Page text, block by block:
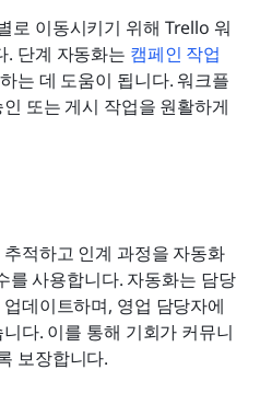
로 이동시키기 위해 Trello 워
. 단계 자동화는 캠페인 작업
는 데 도움이 됩니다. 워크플
또는 게시 작업을 원활하게
적하고 인계 과정을 자동화
를 사용합니다. 자동화는 담당
데이트하며, 영업 담당자에
다. 이를 통해 기회가 커뮤니
보장합니다.